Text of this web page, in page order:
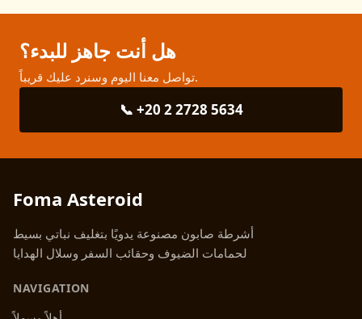
هل أنت جاهز للبدء؟
تواصل معنا اليوم وسنرد عليك قريباً.
📞 +20 2 2728 5634
Foma Asteroid
أشرطة صابون مصنوعة يدويًا بتغليف نباتي بسيط
لحمامات الضيوف وحقائب السفر وسلال الهدايا
NAVIGATION